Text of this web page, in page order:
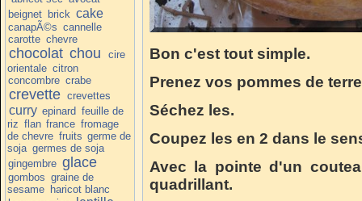
beignet brick cake
canapÃ©s cannelle
carotte chevre
chocolat chou
cire
orientale citron
concombre crabe
crevette crevettes
curry epinard feuille de
riz flan france fromage
de chevre fruits germe de
soja germes de soja
gingembre glace
gombos graine de
sesame haricot blanc
Bon c'est tout simple.
Prenez vos pommes de
Séchez les.
Coupez les en 2 dans le
Avec la pointe d'un
quadrillant.